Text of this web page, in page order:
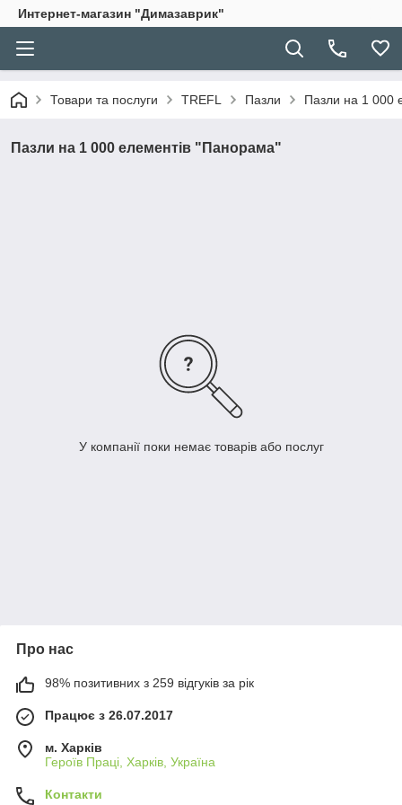
Интернет-магазин "Димазаврик"
Товари та послуги TREFL Пазли Пазли на 1 000
Пазли на 1 000 елементів "Панорама"
У компанії поки немає товарів або послуг
Про нас
98% позитивних з 259 відгуків за рік
Працює з 26.07.2017
м. Харків
Героїв Праці, Харків, Україна
Контакти